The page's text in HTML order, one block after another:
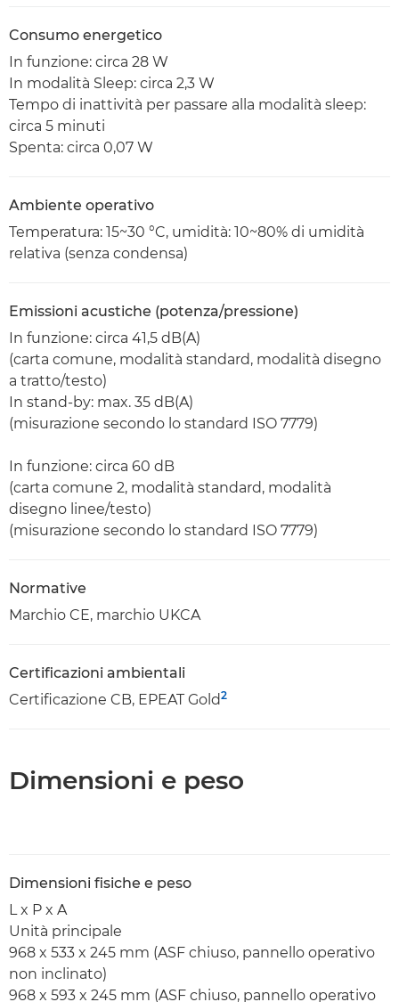
Consumo energetico
In funzione: circa 28 W
In modalità Sleep: circa 2,3 W
Tempo di inattività per passare alla modalità sleep:
circa 5 minuti
Spenta: circa 0,07 W
Ambiente operativo
Temperatura: 15~30 °C, umidità: 10~80% di umidità
relativa (senza condensa)
Emissioni acustiche (potenza/pressione)
In funzione: circa 41,5 dB(A)
(carta comune, modalità standard, modalità disegno
a tratto/testo)
In stand-by: max. 35 dB(A)
(misurazione secondo lo standard ISO 7779)
In funzione: circa 60 dB
(carta comune 2, modalità standard, modalità
disegno linee/testo)
(misurazione secondo lo standard ISO 7779)
Normative
Marchio CE, marchio UKCA
Certificazioni ambientali
Certificazione CB, EPEAT Gold2
Dimensioni e peso
Dimensioni fisiche e peso
L x P x A
Unità principale
968 x 533 x 245 mm (ASF chiuso, pannello operativo
non inclinato)
968 x 593 x 245 mm (ASF chiuso, pannello operativo